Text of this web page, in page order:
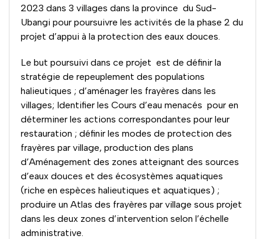
2023 dans 3 villages dans la province du Sud-
Ubangi pour poursuivre les activités de la phase 2 du
projet d’appui à la protection des eaux douces.
Le but poursuivi dans ce projet est de définir la
stratégie de repeuplement des populations
halieutiques ; d’aménager les frayères dans les
villages; Identifier les Cours d’eau menacés pour en
déterminer les actions correspondantes pour leur
restauration ; définir les modes de protection des
frayères par village, production des plans
d’Aménagement des zones atteignant des sources
d’eaux douces et des écosystèmes aquatiques
(riche en espèces halieutiques et aquatiques) ;
produire un Atlas des frayères par village sous projet
dans les deux zones d’intervention selon l’échelle
administrative.